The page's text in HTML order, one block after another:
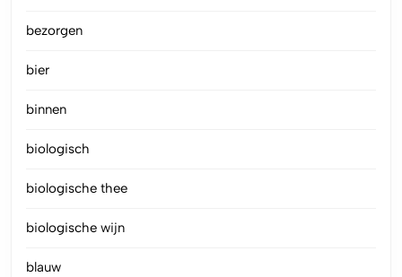
bezorgen
bier
binnen
biologisch
biologische thee
biologische wijn
blauw